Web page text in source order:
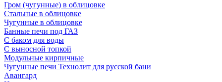
Гром (чугунные) в облицовке
Стальные в облицовке
Чугунные в облицовке
Банные печи под ГАЗ
С баком для воды
С выносной топкой
Модульные кирпичные
Чугунные печи Технолит для русской бани
Авангард